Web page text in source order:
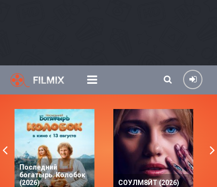
Последний
богатырь. Колобок
(2026)
СОУЛМ8ЙТ (2026)